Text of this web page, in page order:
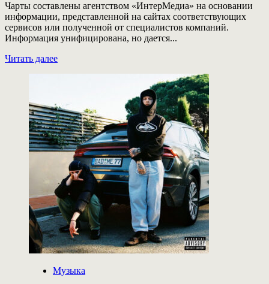
Чарты составлены агентством «ИнтерМедиа» на основании
информации, представленной на сайтах соответствующих
сервисов или полученной от специалистов компаний.
Информация унифицирована, но дается...
Читать далееПрочитать
за
16
неделю:
лидируют
Kizaru,
Icegergert,
AyYola,
Macan
и
другие
Музыка